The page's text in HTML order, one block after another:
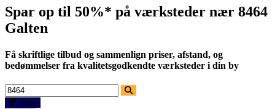
Spar op til 50%* på værksteder nær 8464
Galten
Få skriftlige tilbud og sammenlign priser, afstand, og
bedømmelser fra kvalitetsgodkendte værksteder i din by
Filtre